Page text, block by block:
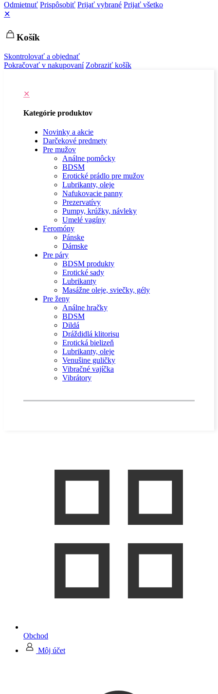
Odmietnuť Prispôsobiť Prijať vybrané Prijať všetko
✕
Košík
Skontrolovať a objednať
Pokračovať v nakupovaní Zobraziť košík
✕
Kategórie produktov
Novinky a akcie
Darčekové predmety
Pre mužov
Análne pomôcky
BDSM
Erotické prádlo pre mužov
Lubrikanty, oleje
Nafukovacie panny
Prezervatívy
Pumpy, krúžky, návleky
Umelé vagíny
Feromóny
Pánske
Dámske
Pre páry
BDSM produkty
Erotické sady
Lubrikanty
Masážne oleje, sviečky, gély
Pre ženy
Análne hračky
BDSM
Dildá
Dráždidlá klitorisu
Erotická bielizeň
Lubrikanty, oleje
Venušine guličky
Vibračné vajíčka
Vibrátory
Obchod
Môj účet